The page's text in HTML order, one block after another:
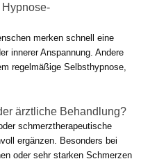
merken schnell eine
innerer Anspannung. Andere
regelmäßige Selbsthypnose,
ärztliche Behandlung?
schmerztherapeutische
ergänzen. Besonders bei
oder sehr starken Schmerzen